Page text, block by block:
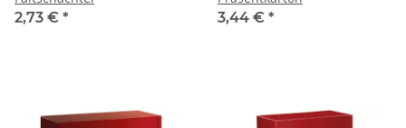
2,73 € *
3,44 € *